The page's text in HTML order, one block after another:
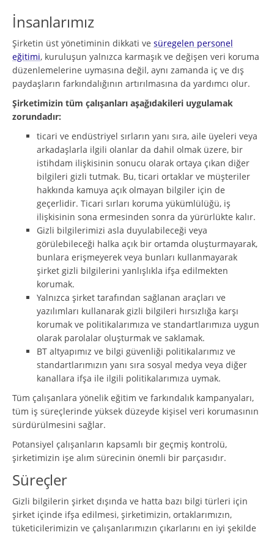
İnsanlarımız
Şirketin üst yönetiminin dikkati ve süregelen personel
eğitimi, kuruluşun yalnızca karmaşık ve değişen veri koruma
düzenlemelerine uymasına değil, aynı zamanda iç ve dış
paydaşların farkındalığının artırılmasına da yardımcı olur.
Şirketimizin tüm çalışanları aşağıdakileri uygulamak
zorundadır:
ticari ve endüstriyel sırların yanı sıra, aile üyeleri veya
arkadaşlarla ilgili olanlar da dahil olmak üzere, bir
istihdam ilişkisinin sonucu olarak ortaya çıkan diğer
bilgileri gizli tutmak. Bu, ticari ortaklar ve müşteriler
hakkında kamuya açık olmayan bilgiler için de
geçerlidir. Ticari sırları koruma yükümlülüğü, iş
ilişkisinin sona ermesinden sonra da yürürlükte kalır.
Gizli bilgilerimizi asla duyulabileceği veya
görülebileceği halka açık bir ortamda oluşturmayarak,
bunlara erişmeyerek veya bunları kullanmayarak
şirket gizli bilgilerini yanlışlıkla ifşa edilmekten
korumak.
Yalnızca şirket tarafından sağlanan araçları ve
yazılımları kullanarak gizli bilgileri hırsızlığa karşı
korumak ve politikalarımıza ve standartlarımıza uygun
olarak parolalar oluşturmak ve saklamak.
BT altyapımız ve bilgi güvenliği politikalarımız ve
standartlarımızın yanı sıra sosyal medya veya diğer
kanallara ifşa ile ilgili politikalarımıza uymak.
Tüm çalışanlara yönelik eğitim ve farkındalık kampanyaları,
tüm iş süreçlerinde yüksek düzeyde kişisel veri korumasının
sürdürülmesini sağlar.
Potansiyel çalışanların kapsamlı bir geçmiş kontrolü,
şirketimizin işe alım sürecinin önemli bir parçasıdır.
Süreçler
Gizli bilgilerin şirket dışında ve hatta bazı bilgi türleri için
şirket içinde ifşa edilmesi, şirketimizin, ortaklarımızın,
tüketicilerimizin ve çalışanlarımızın çıkarlarını en iyi şekilde